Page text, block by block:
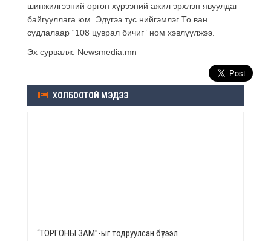
шинжилгээний өргөн хүрээний ажил эрхлэн явуулдаг
байгууллага юм. Эдүгээ тус нийгэмлэг То ван
судлалаар “108 цуврал бичиг” ном хэвлүүлжээ.
Эх сурвалж: Newsmedia.mn
ХОЛБООТОЙ МЭДЭЭ
“ТОРГОНЫ ЗАМ”-ыг тодруулсан бүтээл